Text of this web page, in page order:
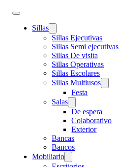
Sillas
Sillas Ejecutivas
Sillas Semi ejecutivas
Sillas De visita
Sillas Operativas
Sillas Escolares
Sillas Multiusos
Festa
Salas
De espera
Colaborativo
Exterior
Bancas
Bancos
Mobiliario